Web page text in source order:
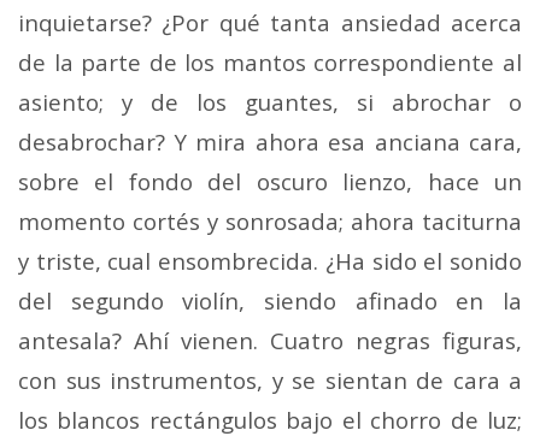
inquietarse? ¿Por qué tanta ansiedad acerca
de la parte de los mantos correspondiente al
asiento; y de los guantes, si abrochar o
desabrochar? Y mira ahora esa anciana cara,
sobre el fondo del oscuro lienzo, hace un
momento cortés y sonrosada; ahora taciturna
y triste, cual ensombrecida. ¿Ha sido el sonido
del segundo violín, siendo afinado en la
antesala? Ahí vienen. Cuatro negras figuras,
con sus instrumentos, y se sientan de cara a
los blancos rectángulos bajo el chorro de luz;